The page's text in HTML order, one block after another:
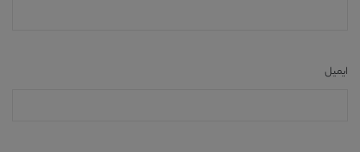
ایمیل